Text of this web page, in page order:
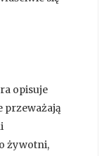
opisuje
przeważają
żywotni,